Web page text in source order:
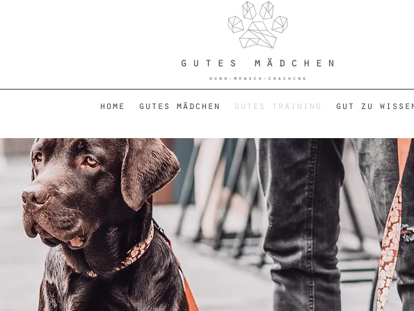
home gutes mädchen gutes training gut zu